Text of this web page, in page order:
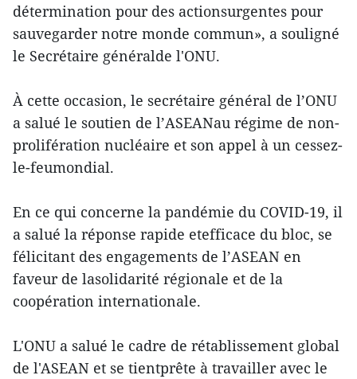
détermination pour des actionsurgentes pour
sauvegarder notre monde commun», a souligné
le Secrétaire généralde l'ONU.
À cette occasion, le secrétaire général de l’ONU
a salué le soutien de l’ASEANau régime de non-
prolifération nucléaire et son appel à un cessez-
le-feumondial.
En ce qui concerne la pandémie du COVID-19, il
a salué la réponse rapide etefficace du bloc, se
félicitant des engagements de l’ASEAN en
faveur de lasolidarité régionale et de la
coopération internationale.
L'ONU a salué le cadre de rétablissement global
de l'ASEAN et se tientprête à travailler avec le